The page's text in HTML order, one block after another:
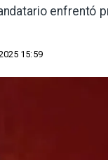
enfrentó
15:59